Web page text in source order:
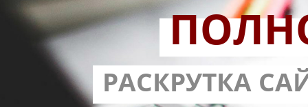
С
РАСКРУТКА